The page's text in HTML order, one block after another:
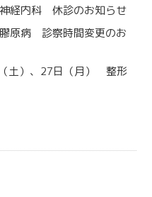
経内科 休診のお知らせ
原病 診察時間変更のお
土）、27日（月） 整形